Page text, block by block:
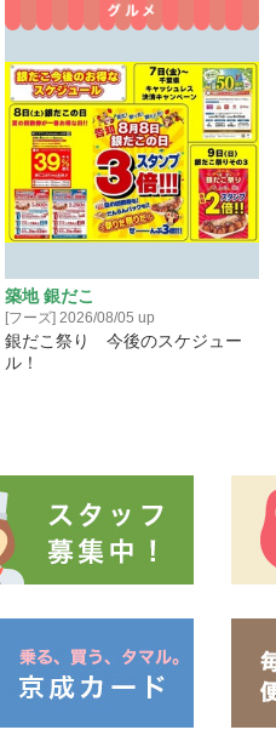
築地 銀だこ
[フーズ] 2026/08/05 up
銀だこ祭り 今後のスケジュー
ル！